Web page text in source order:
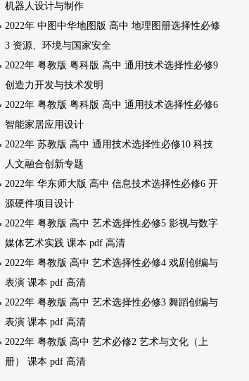
机器人设计与制作
2022年 中图中华地图版 高中 地理图册选择性必修
3 资源、环境与国家安全
2022年 粤教版 粤科版 高中 通用技术选择性必修9
创造力开发与技术发明
2022年 粤教版 粤科版 高中 通用技术选择性必修6
智能家居应用设计
2022年 苏教版 高中 通用技术选择性必修10 科技
人文融合创新专题
2022年 华东师大版 高中 信息技术选择性必修6 开
源硬件项目设计
2022年 粤教版 高中 艺术选择性必修5 影视与数字
媒体艺术实践 课本 pdf 高清
2022年 粤教版 高中 艺术选择性必修4 戏剧创编与
表演 课本 pdf 高清
2022年 粤教版 高中 艺术选择性必修3 舞蹈创编与
表演 课本 pdf 高清
2022年 粤教版 高中 艺术必修2 艺术与文化（上
册） 课本 pdf 高清